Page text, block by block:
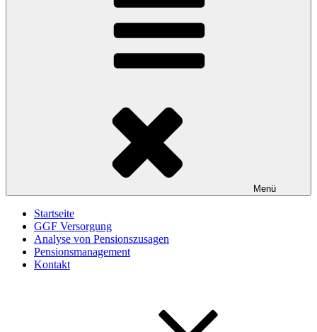
Menü
Startseite
GGF Versorgung
Analyse von Pensionszusagen
Pensionsmanagement
Kontakt